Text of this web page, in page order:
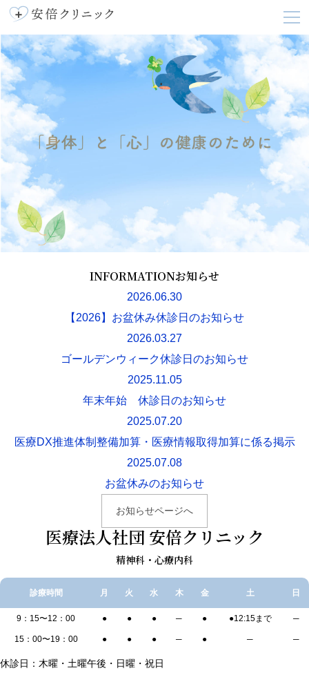
INFORMATIONお知らせ
2026.06.30
【2026】お盆休み休診日のお知らせ
2026.03.27
ゴールデンウィーク休診日のお知らせ
2025.11.05
年末年始 休診日のお知らせ
2025.07.20
医療DX推進体制整備加算・医療情報取得加算に係る掲示
2025.07.08
お盆休みのお知らせ
お知らせページへ
医療法人社団 安倍クリニック
精神科・心療内科
診療時間 月 火 水 木 金 土 日
9：15〜12：00 ● ● ● ─ ● ●12:15まで ─
15：00〜19：00 ● ● ● ─ ● ─ ─
休診日：木曜・土曜午後・日曜・祝日